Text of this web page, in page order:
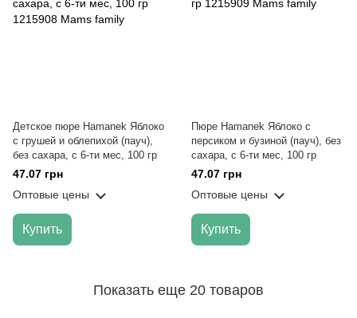
Детское пюре Hamanek Яблоко
с грушей и облепихой (пауч),
без сахара, с 6-ти мес, 100 гр
47.07 грн
Оптовые цены
Купить
Пюре Hamanek Яблоко с
персиком и бузиной (пауч), без
сахара, с 6-ти мес, 100 гр
47.07 грн
Оптовые цены
Купить
Показать еще 20 товаров